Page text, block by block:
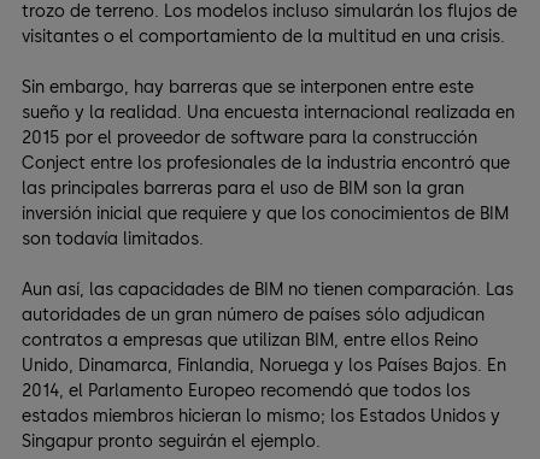
trozo de terreno. Los modelos incluso simularán los flujos de
visitantes o el comportamiento de la multitud en una crisis.
Sin embargo, hay barreras que se interponen entre este
sueño y la realidad. Una encuesta internacional realizada en
2015 por el proveedor de software para la construcción
Conject entre los profesionales de la industria encontró que
las principales barreras para el uso de BIM son la gran
inversión inicial que requiere y que los conocimientos de BIM
son todavía limitados.
Aun así, las capacidades de BIM no tienen comparación. Las
autoridades de un gran número de países sólo adjudican
contratos a empresas que utilizan BIM, entre ellos Reino
Unido, Dinamarca, Finlandia, Noruega y los Países Bajos. En
2014, el Parlamento Europeo recomendó que todos los
estados miembros hicieran lo mismo; los Estados Unidos y
Singapur pronto seguirán el ejemplo.